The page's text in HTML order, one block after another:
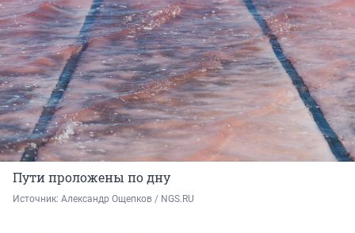
Пути проложены по дну
Источник: Александр Ощепков / NGS.RU